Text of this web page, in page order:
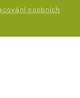
osobních